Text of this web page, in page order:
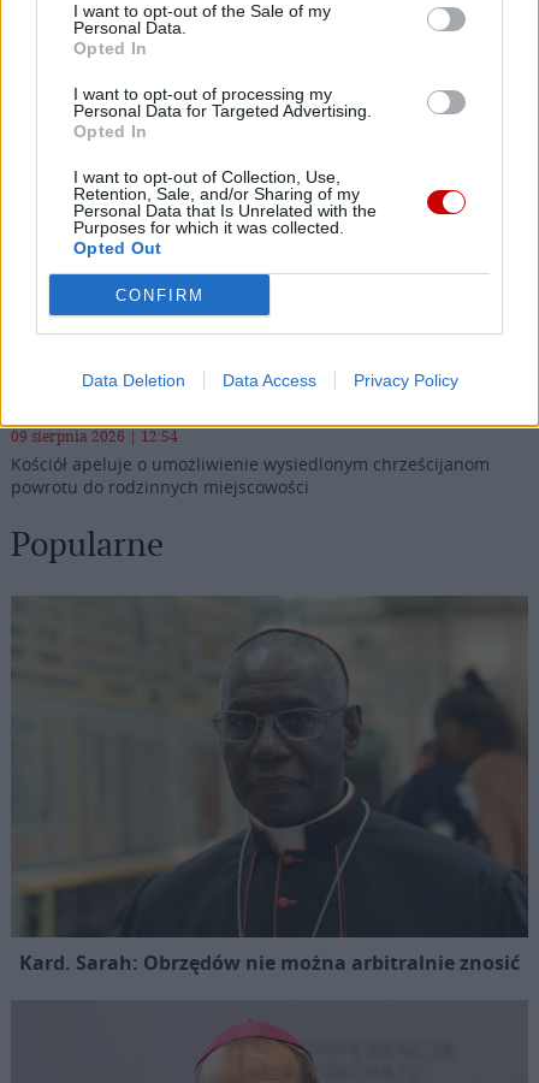
I want to opt-out of the Sale of my
Personal Data.
Opted In
I want to opt-out of processing my
Personal Data for Targeted Advertising.
Opted In
I want to opt-out of Collection, Use,
Retention, Sale, and/or Sharing of my
Personal Data that Is Unrelated with the
Purposes for which it was collected.
Opted Out
CONFIRM
Data Deletion Data Access Privacy Policy
Najnowsze
09 sierpnia 2026 | 14:24
Kościół w Pozzuoli na pierwszej linii: Msza wśród gruzów,
pomoc dla ewakuowanych
09 sierpnia 2026 | 14:19
Zwierzchnik UKGK: „Nie bójcie się, bądźcie wolni!” – dziedzictwo
bp. Pawło Wasyłyka
09 sierpnia 2026 | 13:10
Świdnica: koncert praprawnuczki kompozytora szykanowanego
za twórczość w języku polskim
09 sierpnia 2026 | 12:54
Kościół apeluje o umożliwienie wysiedlonym chrześcijanom
powrotu do rodzinnych miejscowości
Popularne
Kard. Sarah: Obrzędów nie można arbitralnie znosić